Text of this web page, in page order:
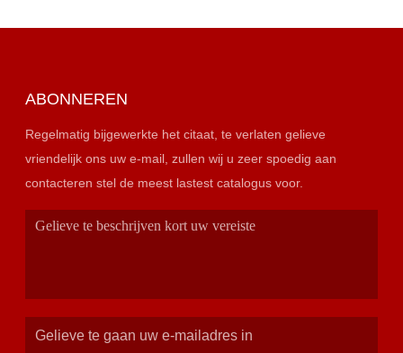
ABONNEREN
Regelmatig bijgewerkte het citaat, te verlaten gelieve
vriendelijk ons uw e-mail, zullen wij u zeer spoedig aan
contacteren stel de meest lastest catalogus voor.